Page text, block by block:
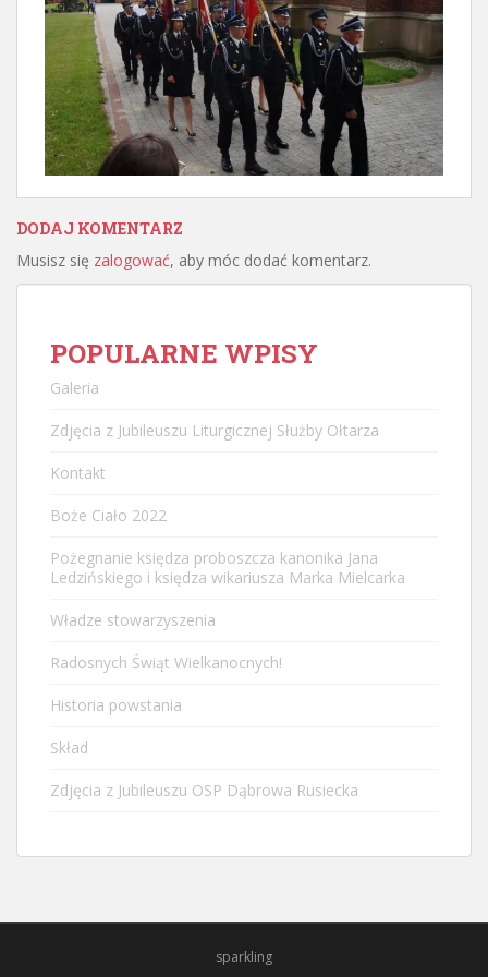
DODAJ KOMENTARZ
Musisz się zalogować, aby móc dodać komentarz.
POPULARNE WPISY
Galeria
Zdjęcia z Jubileuszu Liturgicznej Służby Ołtarza
Kontakt
Boże Ciało 2022
Pożegnanie księdza proboszcza kanonika Jana
Ledzińskiego i księdza wikariusza Marka Mielcarka
Władze stowarzyszenia
Radosnych Świąt Wielkanocnych!
Historia powstania
Skład
Zdjęcia z Jubileuszu OSP Dąbrowa Rusiecka
sparkling